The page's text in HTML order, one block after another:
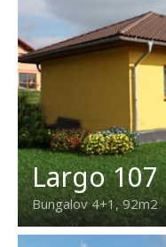
Largo 107
Bungalov 4+1, 92m2